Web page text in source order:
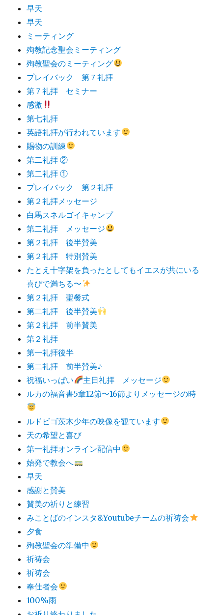
早天
早天
ミーティング
殉教記念聖会ミーティング
殉教聖会のミーティング
プレイバック 第７礼拝
第７礼拝 セミナー
感激
第七礼拝
英語礼拝が行われています
賜物の訓練
第二礼拝 ②
第二礼拝 ①
プレイバック 第２礼拝
第２礼拝メッセージ
白馬スネルゴイキャンプ
第二礼拝 メッセージ
第２礼拝 後半賛美
第２礼拝 特別賛美
たとえ十字架を負ったとしてもイエスが共にいる
喜びで満ちる〜
第２礼拝 聖餐式
第二礼拝 後半賛美
第２礼拝 前半賛美
第２礼拝
第一礼拝後半
第二礼拝 前半賛美♪
祝福いっぱい
主日礼拝 メッセージ
ルカの福音書5章12節〜16節よりメッセージの時
ルドビゴ茨木少年の映像を観ています
天の希望と喜び
第一礼拝オンライン配信中
始発で教会へ
早天
感謝と賛美
賛美の祈りと練習
みことばのインスタ&Youtubeチームの祈祷会
夕食
殉教聖会の準備中
祈祷会
祈祷会
奉仕者会
100%雨